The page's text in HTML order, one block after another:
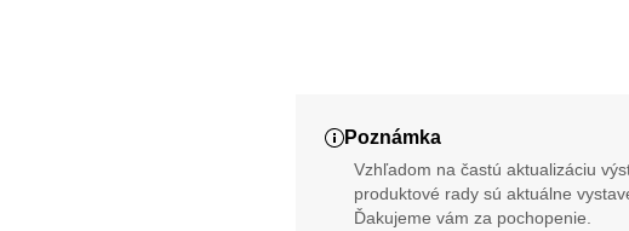
Poznámka
Vzhľadom na častú aktualizáciu
produktové rady sú aktuálne
Ďakujeme vám za pochopenie.